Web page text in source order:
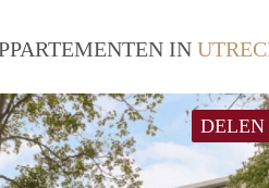
IN
DELEN